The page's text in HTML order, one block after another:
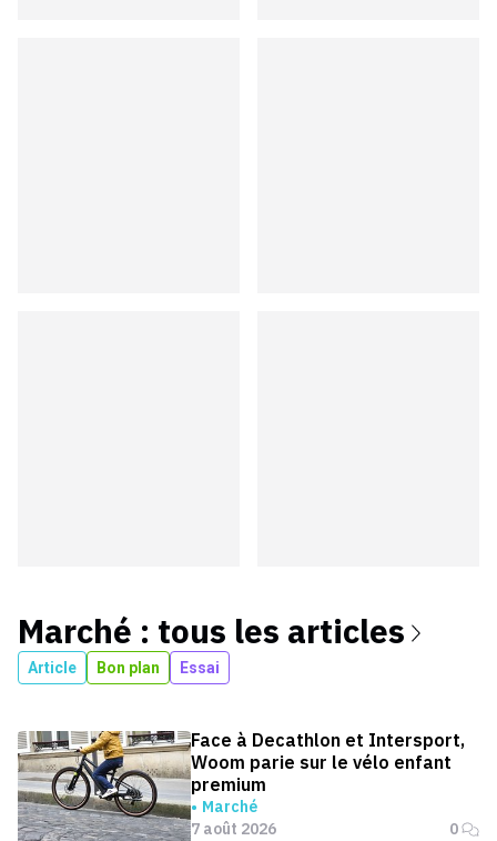
Marché : tous les articles
Article Bon plan Essai
Face à Decathlon et Intersport,
Woom parie sur le vélo enfant
premium
Marché
7 août 2026
0